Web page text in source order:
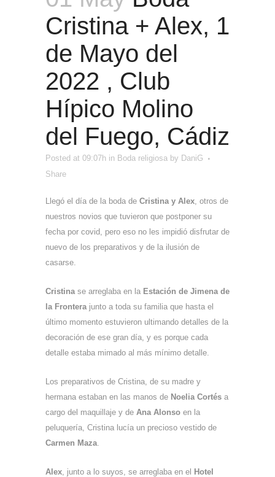
Cristina + Alex, 1
de Mayo del
2022 , Club
Hípico Molino
del Fuego, Cádiz
Posted at 09:07h in Boda religiosa by DaniG
Share
Llegó el día de la boda de Cristina y Alex, otros de
nuestros novios que tuvieron que postponer su
fecha por covid, pero eso no les impidió disfrutar de
nuevo de los preparativos y de la ilusión de
casarse.
Cristinase arreglaba en la Estación de Jimena de
la Fronterajunto a toda su familia que hasta el
último momento estuvieron ultimando detalles de la
decoración de ese gran día, y es porque cada
detalle estaba mimado al más mínimo detalle.
Los preparativos de Cristina, de su madre y
hermana estaban en las manos de Noelia Cortés a
cargo del maquillaje y de Ana Alonso en la
peluquería, Cristina lucía un precioso vestido de
Carmen Maza.
Alex, junto a lo suyos, se arreglaba en el Hotel